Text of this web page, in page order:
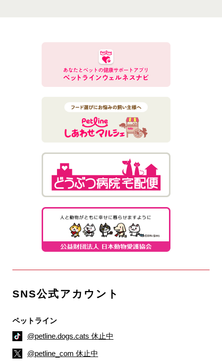
SNS公式アカウント
ペットライン
@petline.dogs.cats 休止中
@petline_com 休止中